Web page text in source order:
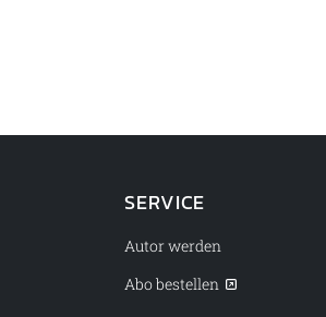
SERVICE
Autor werden
Abo bestellen